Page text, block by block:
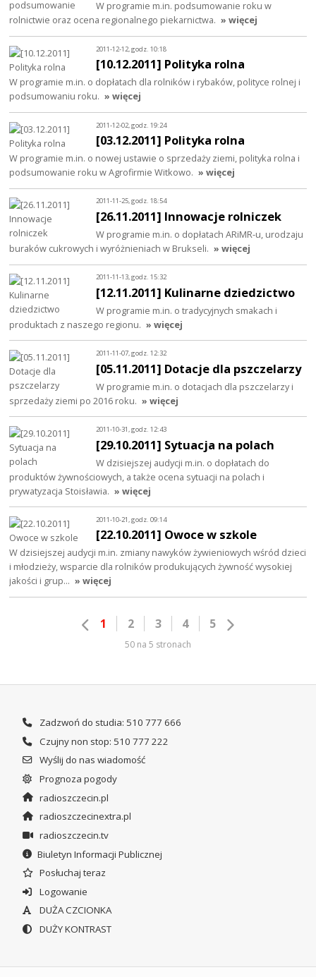
W programie m.in. podsumowanie roku w
rolnictwie oraz ocena regionalnego piekarnictwa. » więcej
2011-12-12, godz. 10:18
[10.12.2011] Polityka rolna
W programie m.in. o dopłatach dla rolników i rybaków, polityce rolnej i
podsumowaniu roku. » więcej
2011-12-02, godz. 19:24
[03.12.2011] Polityka rolna
W programie m.in. o nowej ustawie o sprzedaży ziemi, polityka rolna i
podsumowanie roku w Agrofirmie Witkowo. » więcej
2011-11-25, godz. 18:54
[26.11.2011] Innowacje rolniczek
W programie m.in. o dopłatach ARiMR-u, urodzaju
buraków cukrowych i wyróżnieniach w Brukseli. » więcej
2011-11-13, godz. 15:32
[12.11.2011] Kulinarne dziedzictwo
W programie m.in. o tradycyjnych smakach i
produktach z naszego regionu. » więcej
2011-11-07, godz. 12:32
[05.11.2011] Dotacje dla pszczelarzy
W programie m.in. o dotacjach dla pszczelarzy i
sprzedaży ziemi po 2016 roku. » więcej
2011-10-31, godz. 12:43
[29.10.2011] Sytuacja na polach
W dzisiejszej audycji m.in. o dopłatach do
produktów żywnościowych, a także ocena sytuacji na polach i
prywatyzacja Stoisławia. » więcej
2011-10-21, godz. 09:14
[22.10.2011] Owoce w szkole
W dzisiejszej audycji m.in. zmiany nawyków żywieniowych wśród dzieci
i młodzieży, wsparcie dla rolników produkujących żywność wysokiej
jakości i grup… » więcej
1 2 3 4 5
50 na 5 stronach
Zadzwoń do studia: 510 777 666
Czujny non stop: 510 777 222
Wyślij do nas wiadomość
Prognoza pogody
radioszczecin.pl
radioszczecinextra.pl
radioszczecin.tv
Biuletyn Informacji Publicznej
Posłuchaj teraz
Logowanie
DUŻA CZCIONKA
DUŻY KONTRAST